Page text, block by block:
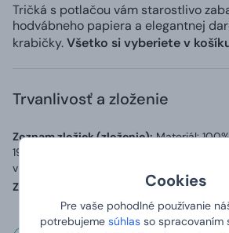
Cookies
Pre vaše pohodlné používanie
potrebujeme súhlas so spracovaním
Tričká s potlačou vám starostlivo
hodvábneho papiera a elegantnej
krabičky.Všetko si vyberiete v
Trvanlivosť a zloženie
Zoznam zložiek (zloženie): Materiál:
190 g/m2, přídavek 5 % elastanu v
v ramenou.
Země původu:
Vyrobeno v Bangladéši,